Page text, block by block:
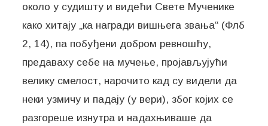
около у судишту и видећи Свете Мученике
како хитају „ка награди вишњега звања“ (Флб
2, 14), па побуђени добром ревношћу,
предаваху себе на мучење, пројављујући
велику смелост, нарочито кад су видели да
неки узмичу и падају (у вери), због којих се
разгореше изнутра и надахњиваше да